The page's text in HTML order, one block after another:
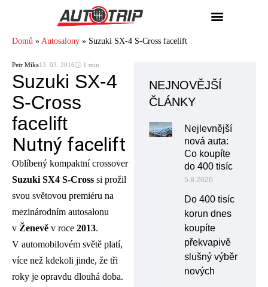
Domů » Autosalony » Suzuki SX-4 S-Cross facelift
Petr Míka13. 03. 2016🕓 1 min
Suzuki SX-4
S-Cross
facelift
Nutný facelift
Oblíbený kompaktní crossover
Suzuki SX4 S-Cross si prožil
svou světovou premiéru na
mezinárodním autosalonu
v Ženevě v roce 2013.
V automobilovém světě platí,
více než kdekoli jinde, že tři
roky je opravdu dlouhá doba.
NEJNOVĚJŠÍ
ČLÁNKY
Nejlevnější
nová auta:
Co koupíte
do 400 tisíc
5.8.2026
Do 400 tisíc
korun dnes
koupíte
překvapivě
slušný výběr
nových